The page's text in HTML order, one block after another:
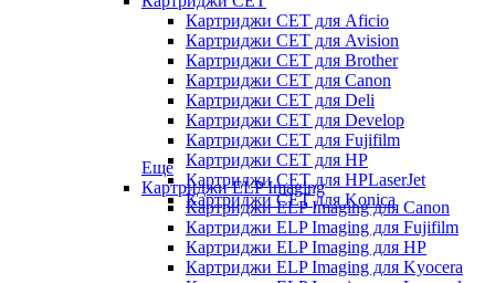
Картриджи CET для Aficio
Картриджи CET для Avision
Картриджи CET для Brother
Картриджи CET для Canon
Картриджи CET для Deli
Картриджи CET для Develop
Картриджи CET для Fujifilm
Картриджи CET для HP
Картриджи CET для HPLaserJet
Картриджи CET для Konica
Еще
Картриджи ELP Imaging
Картриджи ELP Imaging для Canon
Картриджи ELP Imaging для Fujifilm
Картриджи ELP Imaging для HP
Картриджи ELP Imaging для Kyocera